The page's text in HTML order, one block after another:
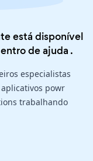
está disponível
de ajuda .
especialistas
powr
trabalhando